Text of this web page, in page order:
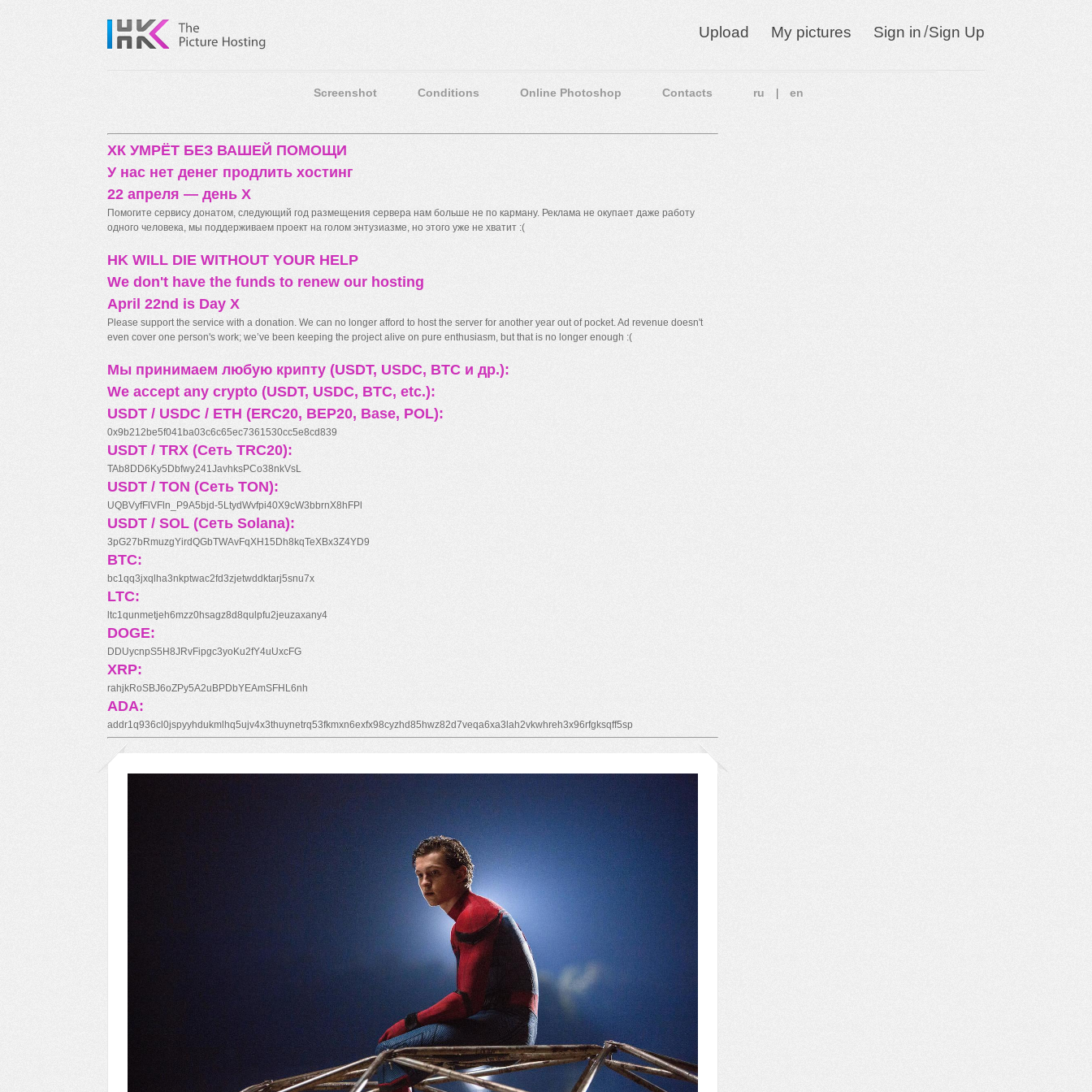
Upload My pictures Sign in/Sign Up
Screenshot Conditions Online Photoshop Contacts ru en
ХК УМРЁТ БЕЗ ВАШЕЙ ПОМОЩИ
У нас нет денег продлить хостинг
22 апреля — день X
Помогите сервису донатом, следующий год размещения сервера нам больше не по карману. Реклама не окупает даже работу
одного человека, мы поддерживаем проект на голом энтузиазме, но этого уже не хватит :(
HK WILL DIE WITHOUT YOUR HELP
We don't have the funds to renew our hosting
April 22nd is Day X
Please support the service with a donation. We can no longer afford to host the server for another year out of pocket. Ad revenue doesn't
even cover one person's work; we’ve been keeping the project alive on pure enthusiasm, but that is no longer enough :(
Мы принимаем любую крипту (USDT, USDC, BTC и др.):
We accept any crypto (USDT, USDC, BTC, etc.):
USDT / USDC / ETH (ERC20, BEP20, Base, POL):
0x9b212be5f041ba03c6c65ec7361530cc5e8cd839
USDT / TRX (Сеть TRC20):
TAb8DD6Ky5Dbfwy241JavhksPCo38nkVsL
USDT / TON (Сеть TON):
UQBVyfFlVFln_P9A5bjd-5LtydWvfpi40X9cW3bbrnX8hFPl
USDT / SOL (Сеть Solana):
3pG27bRmuzgYirdQGbTWAvFqXH15Dh8kqTeXBx3Z4YD9
BTC:
bc1qq3jxqlha3nkptwac2fd3zjetwddktarj5snu7x
LTC:
ltc1qunmetjeh6mzz0hsagz8d8qulpfu2jeuzaxany4
DOGE:
DDUycnpS5H8JRvFipgc3yoKu2fY4uUxcFG
XRP:
rahjkRoSBJ6oZPy5A2uBPDbYEAmSFHL6nh
ADA:
addr1q936cl0jspyyhdukmlhq5ujv4x3thuynetrq53fkmxn6exfx98cyzhd85hwz82d7veqa6xa3lah2vkwhreh3x96rfgksqff5sp